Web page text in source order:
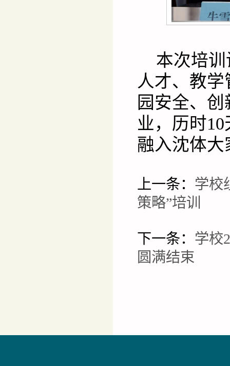
本次培
人才、教
园安全、
业，历时
融入沈体大
上一条： 学校
策略”培训
下一条： 学校
圆满结束